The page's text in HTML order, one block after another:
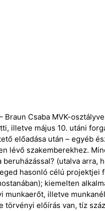
Braun Csaba MVK-
illetve május 10. utáni
előadása után – egyéb
lévő szakemberekhez.
beruházással? (utalva arra,
hasonló célú projektjei
kiemelten
munkaerőt, illetve
törvényi előírás van, tíz